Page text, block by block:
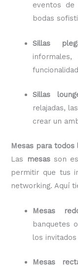
eventos de
bodas
Sillas
Sillas
relajadas,
crear un
Mesas para
Las
mesasson
permitir que tus
networking. Aquí
Mesas
banquetes
los
Mesas